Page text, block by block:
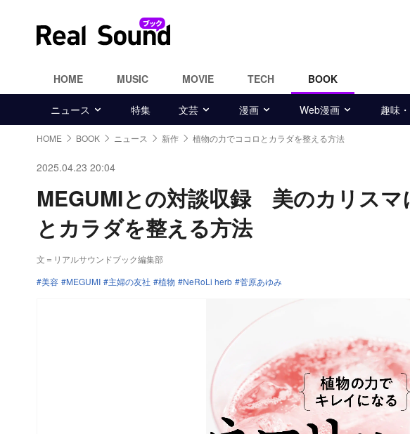
HOME MUSIC MOVIE TECH BOOK
ニュース 特集 文芸 漫画 Web漫画 趣味
HOME BOOK ニュース 新作 植物の力でココロとカラダを整える方法
2025.04.23 20:04
MEGUMIとの対談収録 美のカリスマ
とカラダを整える方法
文＝リアルサウンドブック編集部
美容
MEGUMI 主婦の友社 植物 NeRoLi herb 菅原あゆみ